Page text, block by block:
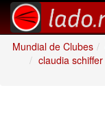
Mundial de Clubes
claudia schiffer